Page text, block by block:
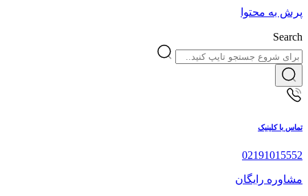
پرش به محتوا
Search
تماس با کلینیک
02191015552
مشاوره رایگان